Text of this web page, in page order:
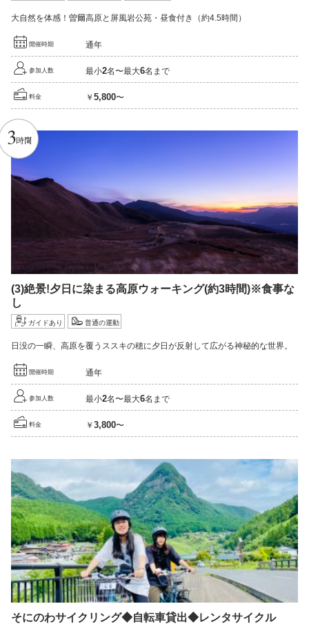
大自然を体感！曽爾高原と屏風岩公苑・昼食付き（約4.5時間）
開催時期 通年
参加人数 最小2名〜最大6名まで
料金 ￥ 5,800〜
3時間
(3)絶景!夕日に染まる高原ウォーキング(約3時間)※食事な
し
ガイドあり 普通の運動
日没の一瞬、高原を覆うススキの穂に夕日が反射して広がる神秘的な世界。
開催時期 通年
参加人数 最小2名〜最大6名まで
料金 ￥ 3,800〜
そにのわサイクリング◆自転車貸出◆レンタサイクル